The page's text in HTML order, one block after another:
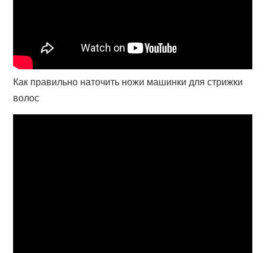
Как правильно наточить ножи машинки для стрижки
волос